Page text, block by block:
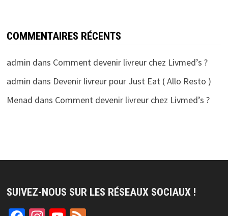
COMMENTAIRES RÉCENTS
admin dans Comment devenir livreur chez Livmed’s ?
admin dans Devenir livreur pour Just Eat ( Allo Resto )
Menad dans Comment devenir livreur chez Livmed’s ?
SUIVEZ-NOUS SUR LES RÉSEAUX SOCIAUX !